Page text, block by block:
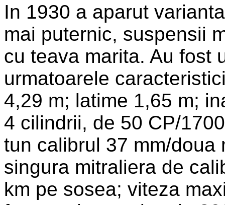
In 1930 a aparut
mai puternic, suspensii
cu teava marita. Au fost
urmatoarele
4,29 m; latime 1,65 m;
4 cilindrii, de 50 CP/
tun calibrul 37 mm/doua
singura mitraliera de
km pe sosea; viteza